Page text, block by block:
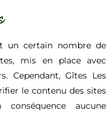
un certain nombre de
mis en place avec
Cependant, Gîtes Les
le contenu des sites
aucune